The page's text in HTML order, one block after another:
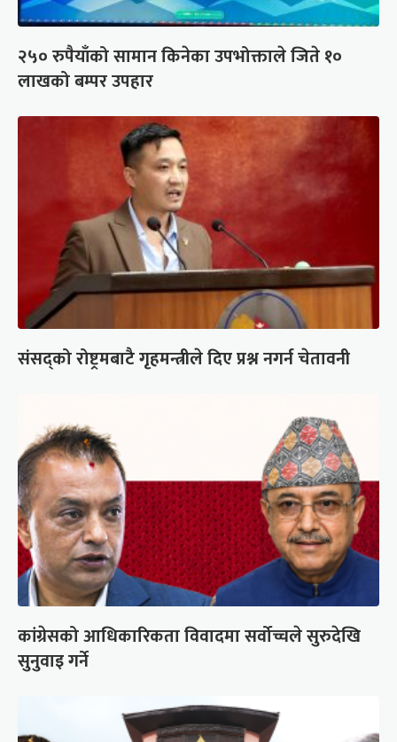
२५० रुपैयाँको सामान किनेका उपभोक्ताले जिते १०
लाखको बम्पर उपहार
संसद्को रोष्ट्रमबाटै गृहमन्त्रीले दिए प्रश्न नगर्न चेतावनी
कांग्रेसको आधिकारिकता विवादमा सर्वोच्चले सुरुदेखि
सुनुवाइ गर्ने